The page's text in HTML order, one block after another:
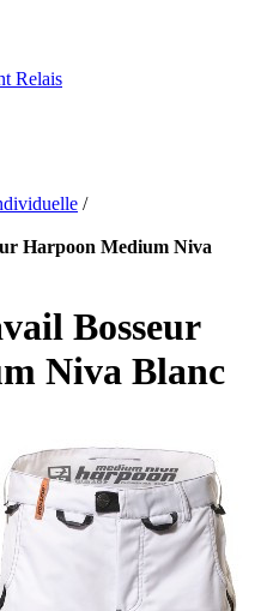
Relais
/
Harpoon Medium Niva
Bosseur
Niva Blanc